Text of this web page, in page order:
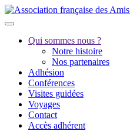
Qui sommes nous ?
Notre histoire
Nos partenaires
Adhésion
Conférences
Visites guidées
Voyages
Contact
Accès adhérent